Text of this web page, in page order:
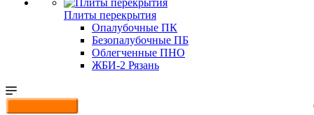
Плиты перекрытия
Опалубочные ПК
Безопалубочные ПБ
Облегченные ПНО
ЖБИ-2 Рязань